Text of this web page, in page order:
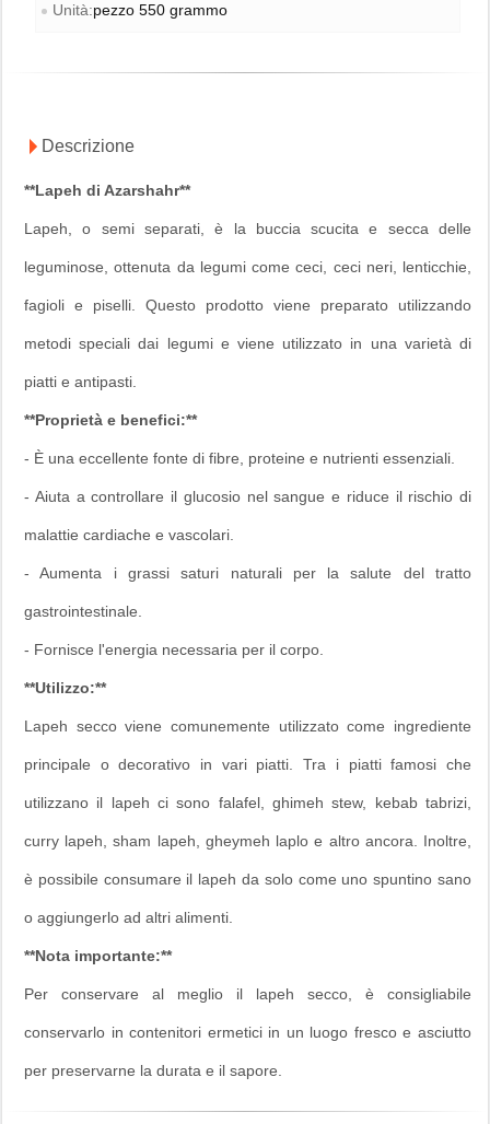
Unità:pezzo 550 grammo
Descrizione
**Lapeh di Azarshahr**
Lapeh, o semi separati, è la buccia scucita e secca delle
leguminose, ottenuta da legumi come ceci, ceci neri, lenticchie,
fagioli e piselli. Questo prodotto viene preparato utilizzando
metodi speciali dai legumi e viene utilizzato in una varietà di
piatti e antipasti.
**Proprietà e benefici:**
- È una eccellente fonte di fibre, proteine e nutrienti essenziali.
- Aiuta a controllare il glucosio nel sangue e riduce il rischio di
malattie cardiache e vascolari.
- Aumenta i grassi saturi naturali per la salute del tratto
gastrointestinale.
- Fornisce l'energia necessaria per il corpo.
**Utilizzo:**
Lapeh secco viene comunemente utilizzato come ingrediente
principale o decorativo in vari piatti. Tra i piatti famosi che
utilizzano il lapeh ci sono falafel, ghimeh stew, kebab tabrizi,
curry lapeh, sham lapeh, gheymeh laplo e altro ancora. Inoltre,
è possibile consumare il lapeh da solo come uno spuntino sano
o aggiungerlo ad altri alimenti.
**Nota importante:**
Per conservare al meglio il lapeh secco, è consigliabile
conservarlo in contenitori ermetici in un luogo fresco e asciutto
per preservarne la durata e il sapore.